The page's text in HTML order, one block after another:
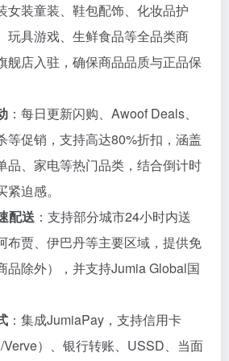
女装童装、鞋包配饰、化妆品护
玩具游戏、生鲜食品等全品类商
舰店入驻，确保商品品质与正品保
：每日更新闪购、Awoof Deals、
等促销，支持高达80%折扣，涵盖
品、家电等热门品类，结合倒计时
迫感。
配送 ：支持部分城市24小时内送
布贾、伊巴丹等主要区域，提供免
品除外），并支持Jumia Global国
：集成JumiaPay，支持信用卡
Verve）、银行转账、USSD、当面